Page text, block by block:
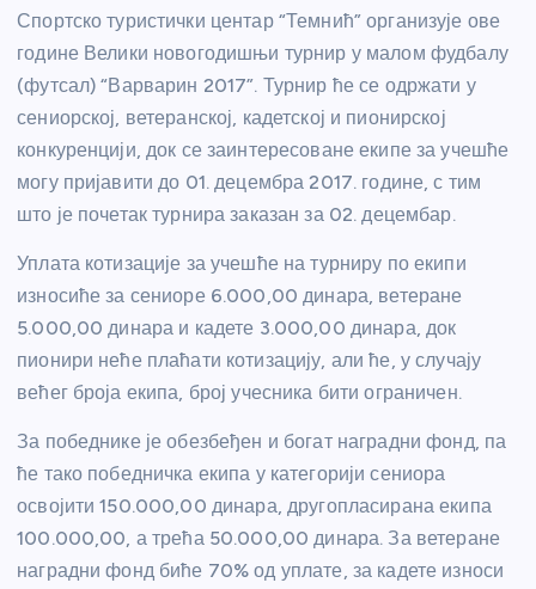
Спортско туристички центар “Темнић” организује ове
године Велики новогодишњи турнир у малом фудбалу
(футсал) “Варварин 2017”. Турнир ће се одржати у
сениорској, ветеранској, кадетској и пионирској
конкуренцији, док се заинтересоване екипе за учешће
могу пријавити до 01. децембра 2017. године, с тим
што је почетак турнира заказан за 02. децембар.
Уплата котизације за учешће на турниру по екипи
износиће за сениоре 6.000,00 динара, ветеране
5.000,00 динара и кадете 3.000,00 динара, док
пионири неће плаћати котизацију, али ће, у случају
већег броја екипа, број учесника бити ограничен.
За победнике је обезбеђен и богат наградни фонд, па
ће тако победничка екипа у категорији сениора
освојити 150.000,00 динара, другопласирана екипа
100.000,00, а трећа 50.000,00 динара. За ветеране
наградни фонд биће 70% од уплате, за кадете износи